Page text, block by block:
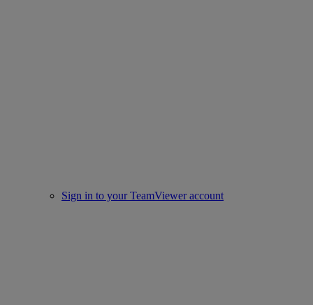
Sign in to your TeamViewer account